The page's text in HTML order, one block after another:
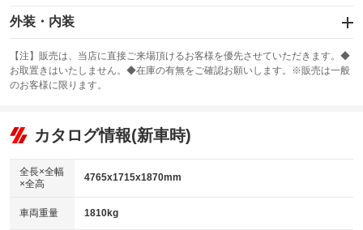
エアバッグ：運転席/助手席/サイド
：装備あり
：装備あり
サンルーフ
：装備なし ABS
リフトアップ
：装備なし
：装備なし
パワーウィンドウ
アイドリングストップ
：装備あり
外装・内装
カーナビ
：装備なし
TV：フルセグ
：装備あり
ビジュアル
：装備なし
：装備あり
革シート
キーレス
【注】販売は、当店に直接ご来場頂けるお客様を優先させていただきます。◆
お取置きはいたしません。◆在庫の有無をご確認お願いします。※販売は一般
のお客様に限ります。
カタログ情報(新車時)
全長×全幅
×全高
4765x1715x1870mm
車両重量 1810kg